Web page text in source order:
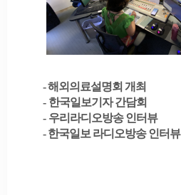
- 해외의료설명회 개최
- 한국일보기자 간담회
- 우리라디오방송 인터뷰
- 한국일보 라디오방송 인터뷰